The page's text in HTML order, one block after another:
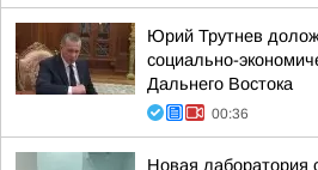
Юрий Трутнев
социально-
Дальнего Востока
00:36
Новая лаборатория